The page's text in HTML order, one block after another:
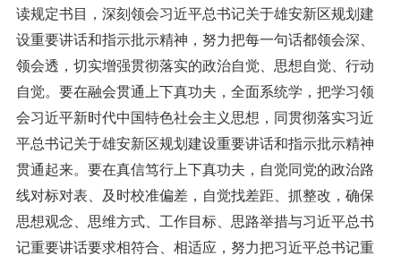
读规定书目，深刻领会习近平总书记关于雄安新区规划建
设重要讲话和指示批示精神，努力把每一句话都领会深、
领会透，切实增强贯彻落实的政治自觉、思想自觉、行动
自觉。要在融会贯通上下真功夫，全面系统学，把学习领
会习近平新时代中国特色社会主义思想，同贯彻落实习近
平总书记关于雄安新区规划建设重要讲话和指示批示精神
贯通起来。要在真信笃行上下真功夫，自觉同党的政治路
线对标对表、及时校准偏差，自觉找差距、抓整改，确保
思想观念、思维方式、工作目标、思路举措与习近平总书
记重要讲话要求相符合、相适应，努力把习近平总书记重